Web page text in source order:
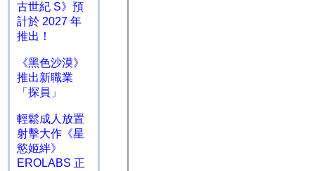
古世紀 S》預
計於 2027 年
推出！
《黑色沙漠》
推出新職業
「探員」
輕鬆成人放置
射擊大作《星
慾姬絆》
EROLABS 正